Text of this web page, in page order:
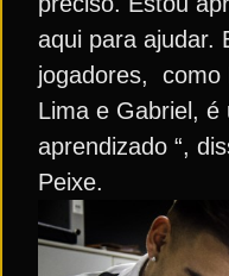
aqui para ajudar.
jogadores, como
Lima e Gabriel, é
aprendizado “,
Peixe.